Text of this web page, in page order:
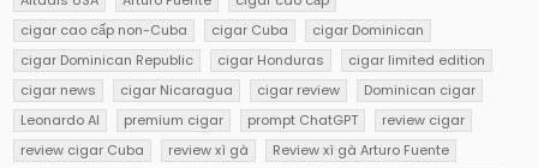
cigar cao cấp non-Cuba
cigar Cuba
cigar Dominican
cigar Dominican Republic
cigar Honduras
cigar limited edition
cigar news
cigar Nicaragua cigar review
Dominican cigar
Leonardo AI
premium cigar prompt ChatGPT
review cigar
review cigar Cuba
review xì gà
Review xì gà Arturo Fuente